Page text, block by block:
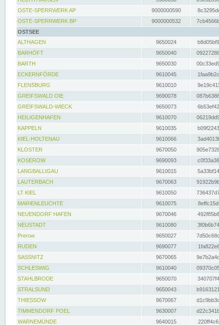
OSTE-SPERRWERK AP
9000000590
OSTE-SPERRWERK BP
9000000532
OSTSEE
ALTHAGEN
9650024
BARHÖFT
9650040
BARTH
9650030
ECKERNFÖRDE
9610045
FLENSBURG
9610010
GREIFSWALD OIE
9690078
GREIFSWALD-WIECK
9650073
HEILIGENHAFEN
9610070
KAPPELN
9610035
KIEL-HOLTENAU
9610066
KLOSTER
9670050
KOSEROW
9690093
LANGBALLIGAU
9610015
LAUTERBACH
9670063
LT KIEL
9610050
MARIENLEUCHTE
9610075
NEUENDORF HAFEN
9670046
NEUSTADT
9610080
Prerow
9650027
RUDEN
9690077
SASSNITZ
9670065
SCHLESWIG
9610040
STAHLBRODE
9650070
STRALSUND
9650043
THIESSOW
9670067
TIMMENDORF POEL
9630007
WARNEMÜNDE
9640015